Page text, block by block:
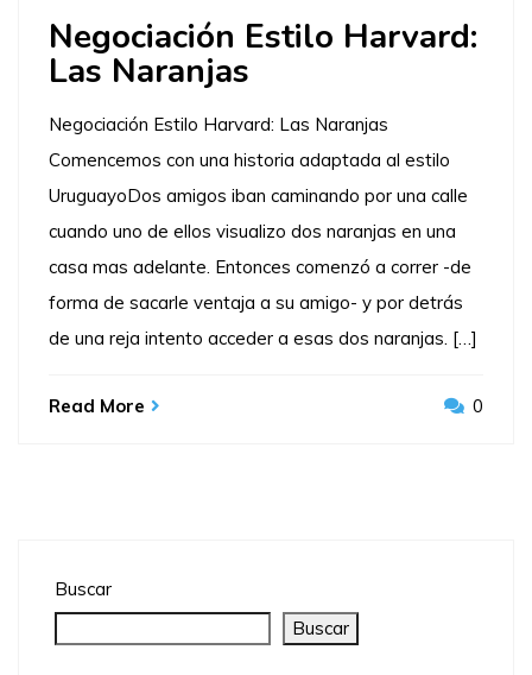
Negociación Estilo Harvard:
Las Naranjas
Negociación Estilo Harvard: Las Naranjas
Comencemos con una historia adaptada al estilo
UruguayoDos amigos iban caminando por una calle
cuando uno de ellos visualizo dos naranjas en una
casa mas adelante. Entonces comenzó a correr -de
forma de sacarle ventaja a su amigo- y por detrás
de una reja intento acceder a esas dos naranjas. […]
Read More 0
Buscar
Buscar